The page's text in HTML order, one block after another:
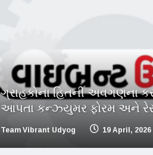
ગ્રાહકોના હિતની અવગણના
આપતા કન્ઝ્યુમર ફોરમ અને
Team Vibrant Udyog 19 April, 2026